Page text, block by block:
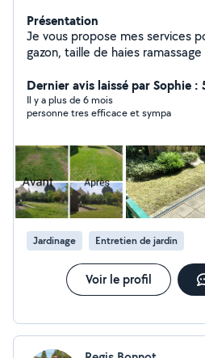
Présentation
Je vous propose mes services
gazon, taille de haies
soigné.
Dernier avis laissé par Sophie :
Il y a plus de 6 mois
personne tres efficace et sympa
Jardinage Entretien de jardin
Voir le profil